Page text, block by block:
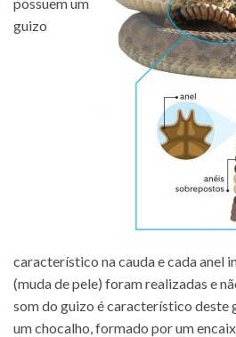
guizo
característico na cauda e cada anel
(muda de pele) foram realizadas e
som do guizo é característico deste
um chocalho, formado por um